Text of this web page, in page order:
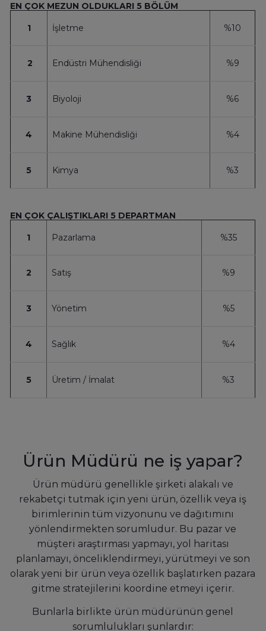
EN ÇOK MEZUN OLDUKLARI 5 BÖLÜM
1 İşletme %10
2 Endüstri Mühendisliği %9
3 Biyoloji %6
4 Makine Mühendisliği %4
5 Kimya %3
EN ÇOK ÇALIŞTIKLARI 5 DEPARTMAN
1 Pazarlama %35
2 Satış %9
3 Yönetim %5
4 Sağlık %4
5 Üretim / İmalat %3
Ürün Müdürü ne iş yapar?
Ürün müdürü genellikle şirketi alakalı ve
rekabetçi tutmak için yeni ürün, özellik veya iş
birimlerinin tüm vizyonunu ve dağıtımını
yönlendirmekten sorumludur. Bu pazar ve
müşteri araştırması yapmayı, yol haritası
planlamayı, önceliklendirmeyi, yürütmeyi ve son
olarak yeni bir ürün veya özellik başlatırken pazara
gitme stratejilerini koordine etmeyi içerir.
Bunlarla birlikte ürün müdürünün genel
sorumlulukları şunlardır: